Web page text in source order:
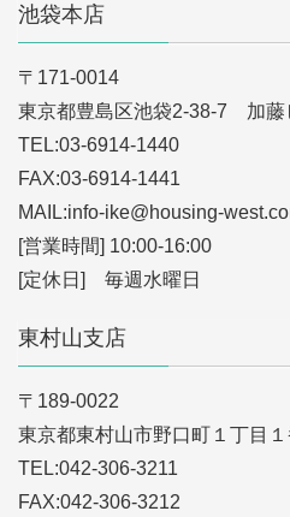
池袋本店
〒171-0014
東京都豊島区池袋2-38-7 加藤
TEL:03-6914-1440
FAX:03-6914-1441
MAIL:info-ike@housing-
[営業時間] 10:00-16:00
[定休日] 毎週水曜日
東村山支店
〒189-0022
東京都東村山市野口町１丁目１
TEL:042-306-3211
FAX:042-306-3212